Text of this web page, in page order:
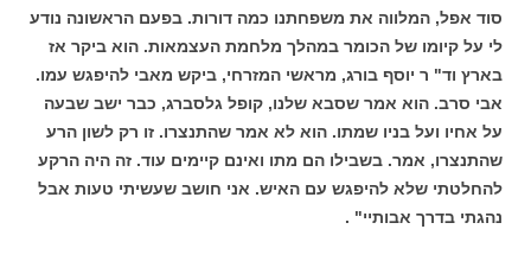
סוד אפל, המלווה את משפחתנו כמה דורות. בפעם הראשונה נודע
לי על קיומו של הכומר במהלך מלחמת העצמאות. הוא ביקר אז
בארץ וד" ר יוסף בורג, מראשי המזרחי, ביקש מאבי להיפגש עמו.
אבי סרב. הוא אמר שסבא שלנו, קופל גלסברג, כבר ישב שבעה
על אחיו ועל בניו שמתו. הוא לא אמר שהתנצרו. זו רק לשון הרע
שהתנצרו, אמר. בשבילו הם מתו ואינם קיימים עוד. זה היה הרקע
להחלטתי שלא להיפגש עם האיש. אני חושב שעשיתי טעות אבל
נהגתי בדרך אבותיי" .